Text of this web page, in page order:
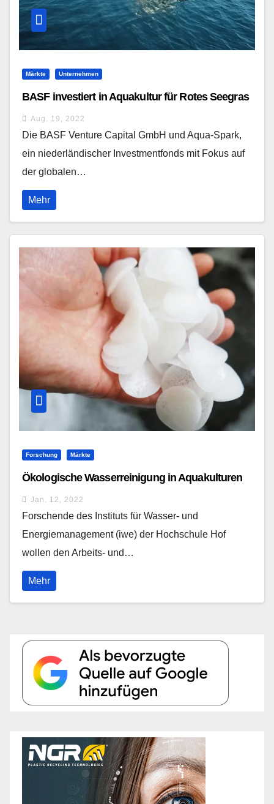
Märkte Unternehmen
BASF investiert in Aquakultur für Rotes Seegras
Aug. 19, 2022
Die BASF Venture Capital GmbH und Aqua-Spark,
ein niederländischer Investmentfonds mit Fokus auf
der globalen…
Mehr
Forschung Märkte
Ökologische Wasserreinigung in Aquakulturen
Jan. 12, 2022
Forschende des Instituts für Wasser- und
Energiemanagement (iwe) der Hochschule Hof
wollen den Arbeits- und…
Mehr